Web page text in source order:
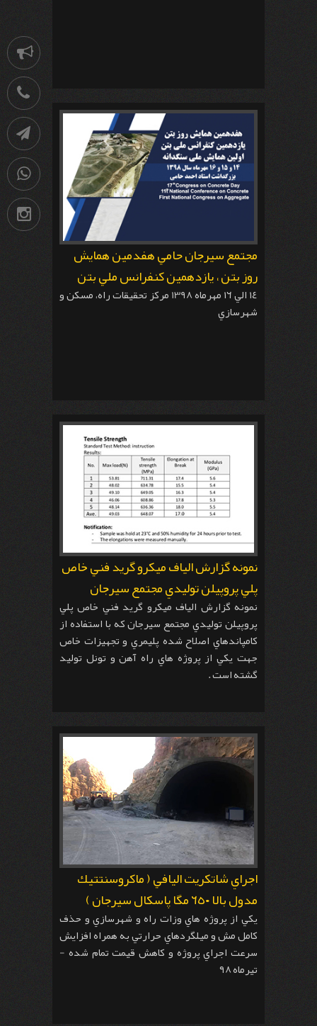
مجتمع سيرجان حامي هفدمين همايش
روز بتن ، يازدهمين كنفرانس ملي بتن
١٤ الي ١٦ مهرماه 1398 مركز تحقيقات راه، مسكن و
شهرسازي
نمونه گزارش الياف ميكرو گريد فني خاص
پلي پروپيلن توليدي مجتمع سيرجان
نمونه گزارش الياف ميكرو گريد فني خاص پلي
پروپيلن توليدي مجتمع سيرجان كه با استفاده از
كامپاندهاي اصلاح شده پليمري و تجهيزات خاص
جهت يكي از پروژه هاي راه آهن و تونل توليد
گشته است .
اجراي شاتكريت اليافي ( ماكروسنتتيك
مدول بالا ٦٥٠ مگا پاسكال سيرجان )
يكي از پروژه هاي وزات راه و شهرسازي و حذف
كامل مش و ميلگردهاي حرارتي به همراه افزايش
سرعت اجراي پروژه و كاهش قيمت تمام شده -
تيرماه ٩٨
88741531
09036258539
اینستاگرام